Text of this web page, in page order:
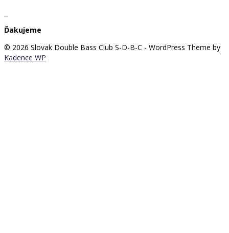
Ďakujeme
© 2026 Slovak Double Bass Club S-D-B-C - WordPress Theme by
Kadence WP